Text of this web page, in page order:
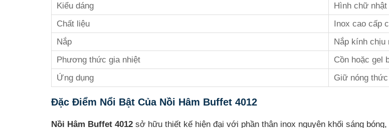
Kiểu dáng
Hình chữ nhật
Chất liệu
Inox cao cấp
Nắp
Nắp kính chịu
Phương thức gia nhiệt
Cồn hoặc gel
Ứng dụng
Giữ nóng
Đặc Điểm Nổi Bật Của Nồi Hâm Buffet 4012
Nồi Hâm Buffet 4012 sở hữu thiết kế hiện đại với phần thân inox nguyên khối sáng